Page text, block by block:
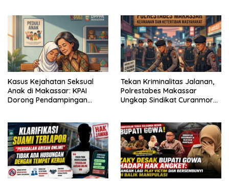
Kasus Kejahatan Seksual
Anak di Makassar: KPAI
Dorong Pendampingan
Tekan Kriminalitas Jalanan,
Polrestabes Makassar
Ungkap Sindikat Curanmor